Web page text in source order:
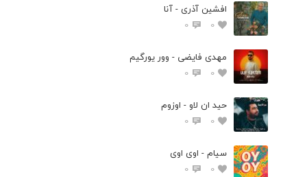
افشین آذری - آنا
0
0
مهدی فایضی - وور یورگیم
0
0
حید ان لاو - اوزوم
0
0
سیام - اوی اوی
0
0